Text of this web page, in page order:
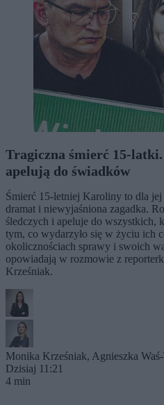
Tragiczna śmierć 15-
apelują do świadków
Śmierć 15-letniej Karoliny to dla
dramat i niewyjaśniona zagadka.
śledczych i apeluje do wszystkich,
tym, co wydarzyło się w życiu ich
okolicznościach sprawy i swoich
opowiadają w rozmowie z
Krześniak.
Monika Krześniak, Agnieszka
Dzisiaj 11:21
4 min